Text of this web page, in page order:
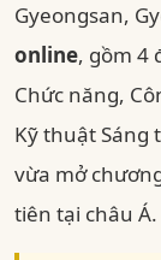
Gyeongsan,
online, gồm 4
Chức năng,
Kỹ thuật Sáng
vừa mở
tiên tại châu Á.